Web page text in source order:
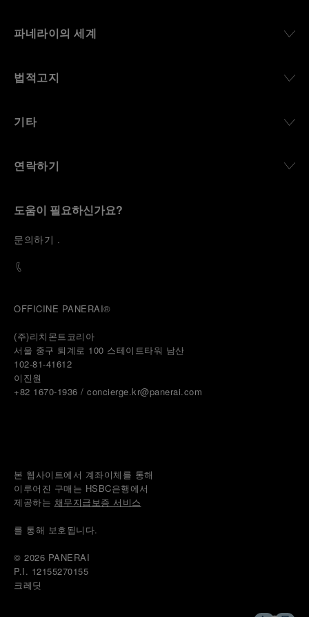
파네라이의 세계
법적고지
기타
연락하기
도움이 필요하신가요?
문의하기 .
OFFICINE PANERAI®
(주)리치몬트코리아
서울 중구 퇴계로 100 스테이트타워 남산
102-81-41612
이진원
+82 1670-1936 / concierge.kr@panerai.com
본 웹사이트에서 계좌이체를 통해
이루어진 구매는 HSBC은행에서
제공하는 채무지급보증 서비스
를 통해 보호됩니다.
© 2026 PANERAI
P.I. 12155270155
크레딧